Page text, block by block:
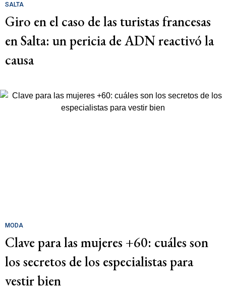
SALTA
Giro en el caso de las turistas francesas
en Salta: un pericia de ADN reactivó la
causa
MODA
Clave para las mujeres +60: cuáles son
los secretos de los especialistas para
vestir bien